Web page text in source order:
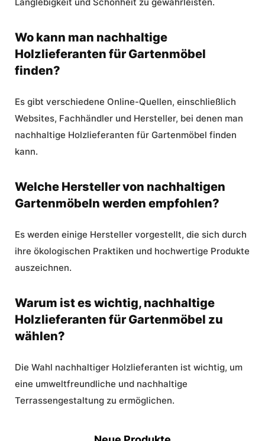
Wo kann man nachhaltige
Holzlieferanten für Gartenmöbel
finden?
Es gibt verschiedene Online-Quellen, einschließlich
Websites, Fachhändler und Hersteller, bei denen man
nachhaltige Holzlieferanten für Gartenmöbel finden
kann.
Welche Hersteller von nachhaltigen
Gartenmöbeln werden empfohlen?
Es werden einige Hersteller vorgestellt, die sich durch
ihre ökologischen Praktiken und hochwertige Produkte
auszeichnen.
Warum ist es wichtig, nachhaltige
Holzlieferanten für Gartenmöbel zu
wählen?
Die Wahl nachhaltiger Holzlieferanten ist wichtig, um
eine umweltfreundliche und nachhaltige
Terrassengestaltung zu ermöglichen.